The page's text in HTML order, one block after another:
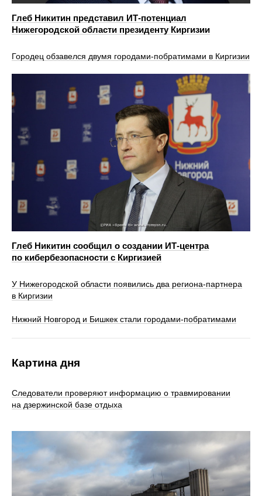
Глеб Никитин представил ИТ-потенциал
Нижегородской области президенту Киргизии
Городец обзавелся двумя городами‑побратимами в Киргизии
Глеб Никитин сообщил о создании ИТ-центра
по кибербезопасности с Киргизией
У Нижегородской области появились два региона-партнера
в Киргизии
Нижний Новгород и Бишкек стали городами-побратимами
Картина дня
Следователи проверяют информацию о травмировании
на дзержинской базе отдыха